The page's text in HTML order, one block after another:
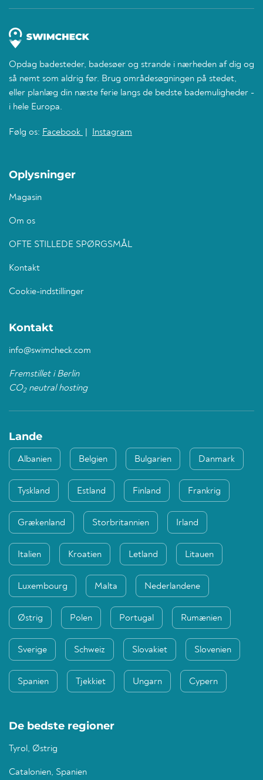
Opdag badesteder, badesøer og strande i nærheden af dig og
så nemt som aldrig før. Brug områdesøgningen på stedet,
eller planlæg din næste ferie langs de bedste bademuligheder -
i hele Europa.
Følg os: Facebook Instagram
Oplysninger
Magasin
Om os
OFTE STILLEDE SPØRGSMÅL
Kontakt
Cookie-indstillinger
Kontakt
info@swimcheck.com
Fremstillet i Berlin
CO2neutral hosting
Lande
Albanien Belgien Bulgarien Danmark
Tyskland Estland Finland Frankrig
Grækenland Storbritannien Irland
Italien Kroatien Letland Litauen
Luxembourg Malta Nederlandene
Østrig Polen Portugal Rumænien
Sverige Schweiz Slovakiet Slovenien
Spanien Tjekkiet Ungarn Cypern
De bedste regioner
Tyrol, Østrig
Catalonien, Spanien